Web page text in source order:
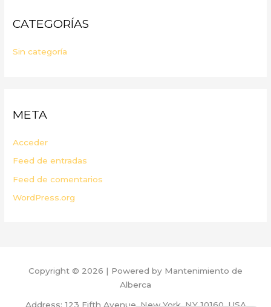
CATEGORÍAS
Sin categoría
META
Acceder
Feed de entradas
Feed de comentarios
WordPress.org
Copyright © 2026 | Powered by Mantenimiento de
Alberca
Address: 123 Fifth Avenue, New York, NY 10160, USA